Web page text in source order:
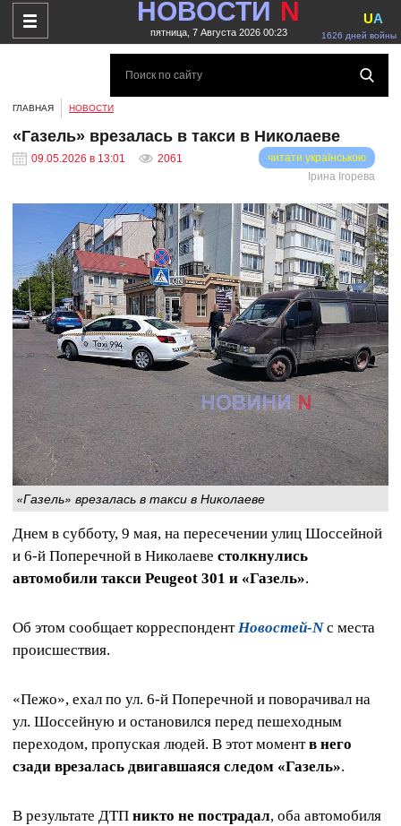
НОВОСТИ N
пятница, 7 Августа 2026 00:23 1626 дней войны
UA
ГЛАВНАЯ НОВОСТИ
«Газель» врезалась в такси в Николаеве
09.05.2026 в 13:01 2061
читати українською
Ірина Ігорева
«Газель» врезалась в такси в Николаеве
Днем в субботу, 9 мая, на пересечении улиц Шоссейной
и 6-й Поперечной в Николаеве столкнулись
автомобили такси Peugeot 301 и «Газель».
Об этом сообщает корреспондент Новостей-Nс места
происшествия.
«Пежо», ехал по ул. 6-й Поперечной и поворачивал на
ул. Шоссейную и остановился перед пешеходным
переходом, пропуская людей. В этот моментв него
сзади врезалась двигавшаяся следом «Газель».
В результате ДТП никто не пострадал, оба автомобиля